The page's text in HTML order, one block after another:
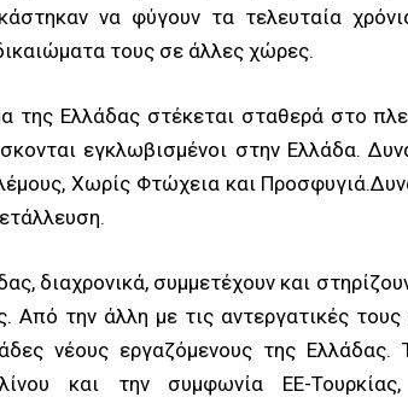
να φύγουν τα τελευταία
τους σε άλλες χώρες.
της Ελλάδας στέκεται σταθερά στο
εγκλωβισμένοι στην Ελλάδα.
Χωρίς Φτώχεια και
διαχρονικά, συμμετέχουν και
Από την άλλη με τις αντεργατικές
νέους εργαζόμενους της Ελλάδας.
και την συμφωνία ΕΕ-